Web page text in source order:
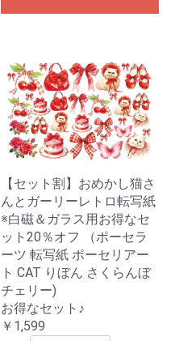
【セット割】おめかし猫さ
んとガーリーレトロ転写紙
※白磁＆ガラス用お得なセ
ット20％オフ （ポーセラ
ーツ 転写紙 ポーセリアー
ト CAT りぼん さくらんぼ
チェリー)
お得なセット♪
￥1,599